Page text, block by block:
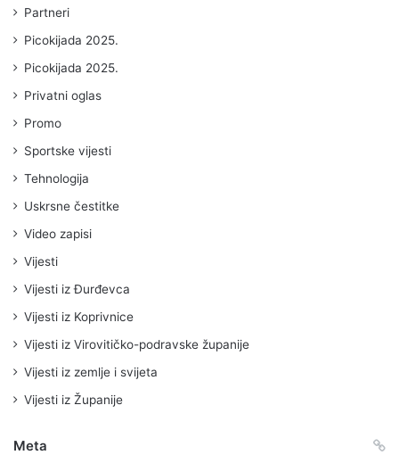
Partneri
Picokijada 2025.
Picokijada 2025.
Privatni oglas
Promo
Sportske vijesti
Tehnologija
Uskrsne čestitke
Video zapisi
Vijesti
Vijesti iz Đurđevca
Vijesti iz Koprivnice
Vijesti iz Virovitičko-podravske županije
Vijesti iz zemlje i svijeta
Vijesti iz Županije
Meta